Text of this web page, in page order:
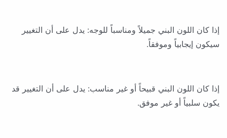
إذا كان اللون البني جميلاً ومناسباً للوجه: يدل على أن التغيير
سيكون إيجابياً وموفقاً.
إذا كان اللون البني قبيحاً أو غير مناسب: يدل على أن التغيير قد
يكون سلبياً أو غير موفق.